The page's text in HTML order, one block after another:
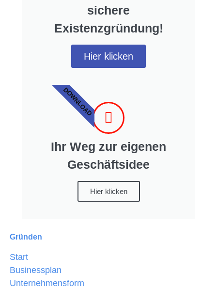
sichere
Existenzgründung!
Hier klicken
Ihr Weg zur eigenen
Geschäftsidee
Hier klicken
DOWNLOAD
Gründen
Start
Businessplan
Unternehmensform